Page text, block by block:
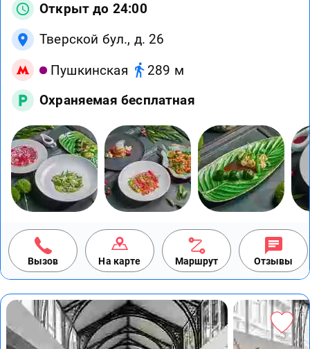
Открыт до 24:00
Тверской бул., д. 26
Пушкинская
289 м
Охраняемая бесплатная
Вызов На карте Маршрут Отзывы